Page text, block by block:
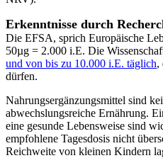
Erkenntnisse durch
Die EFSA, sprich Europäische
50µg = 2.000 i.E. Die
und von bis zu 10.000 i.E. täglich,
dürfen.
Nahrungsergänzungsmittel sind
abwechslungsreiche Ernährung.
eine gesunde Lebensweise sind
empfohlene Tagesdosis nicht
Reichweite von kleinen Kindern